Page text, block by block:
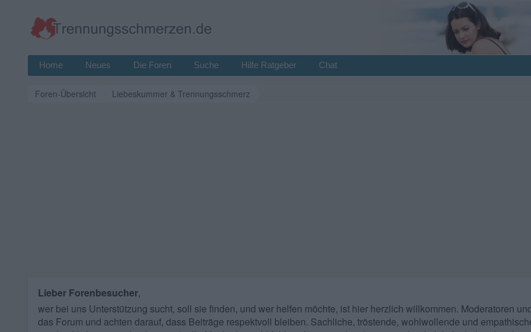
Home Neues Die Foren Suche Hilfe Ratgeber Chat
Foren-Übersicht Liebeskummer & Trennungsschmerz
Lieber Forenbesucher,
wer bei uns Unterstützung sucht, soll sie finden, und wer helfen möchte, ist hier herzlich willkommen. Moderatoren
das Forum und achten darauf, dass Beiträge respektvoll bleiben. Sachliche, tröstende, wohlwollende und